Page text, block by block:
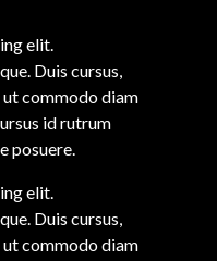
elit.
Duis cursus,
commodo diam
id rutrum
posuere.
elit.
Duis cursus,
commodo diam